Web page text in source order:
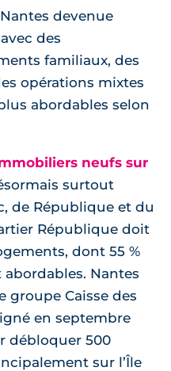
devenue
des
familiaux, des
opérations mixtes
abordables selon
neufs sur
surtout
de République et du
République doit
dont 55 %
Nantes
groupe Caisse des
en septembre
débloquer 500
sur l’Île